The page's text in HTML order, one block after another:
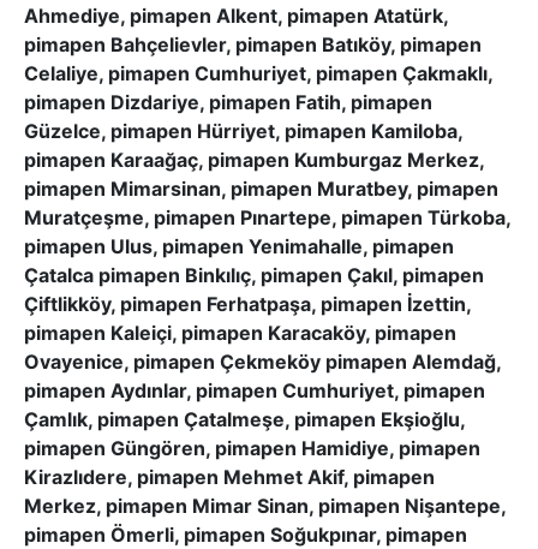
Ahmediye, pimapen Alkent, pimapen Atatürk,
pimapen Bahçelievler, pimapen Batıköy, pimapen
Celaliye, pimapen Cumhuriyet, pimapen Çakmaklı,
pimapen Dizdariye, pimapen Fatih, pimapen
Güzelce, pimapen Hürriyet, pimapen Kamiloba,
pimapen Karaağaç, pimapen Kumburgaz Merkez,
pimapen Mimarsinan, pimapen Muratbey, pimapen
Muratçeşme, pimapen Pınartepe, pimapen Türkoba,
pimapen Ulus, pimapen Yenimahalle, pimapen
Çatalca pimapen Binkılıç, pimapen Çakıl, pimapen
Çiftlikköy, pimapen Ferhatpaşa, pimapen İzettin,
pimapen Kaleiçi, pimapen Karacaköy, pimapen
Ovayenice, pimapen Çekmeköy pimapen Alemdağ,
pimapen Aydınlar, pimapen Cumhuriyet, pimapen
Çamlık, pimapen Çatalmeşe, pimapen Ekşioğlu,
pimapen Güngören, pimapen Hamidiye, pimapen
Kirazlıdere, pimapen Mehmet Akif, pimapen
Merkez, pimapen Mimar Sinan, pimapen Nişantepe,
pimapen Ömerli, pimapen Soğukpınar, pimapen